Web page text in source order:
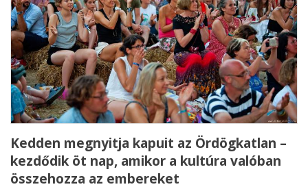
Kedden megnyitja kapuit az Ördögkatlan –
kezdődik öt nap, amikor a kultúra valóban
összehozza az embereket